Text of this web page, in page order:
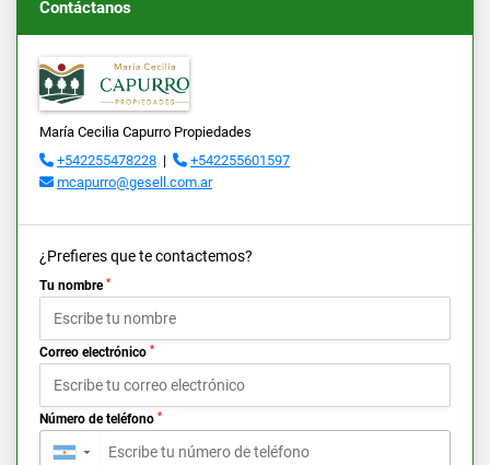
Contáctanos
María Cecilia Capurro Propiedades
+542255478228 |
+542255601597
mcapurro@gesell.com.ar
¿Prefieres que te contactemos?
Tu nombre *
Correo electrónico *
Número de teléfono *
▼